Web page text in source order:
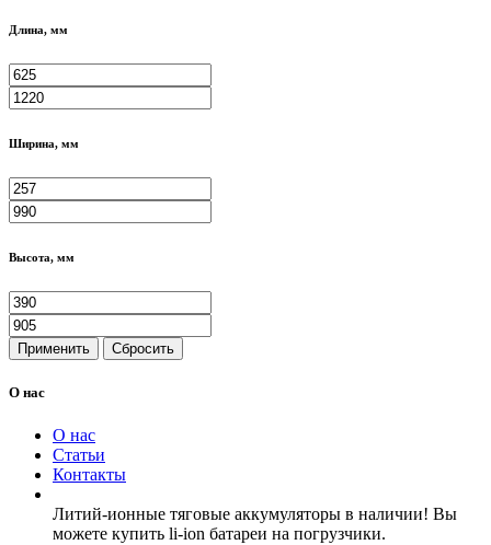
Длина, мм
Ширина, мм
Высота, мм
Применить Сбросить
О нас
О нас
Статьи
Контакты
Литий-ионные тяговые аккумуляторы в наличии! Вы
можете купить li-ion батареи на погрузчики.